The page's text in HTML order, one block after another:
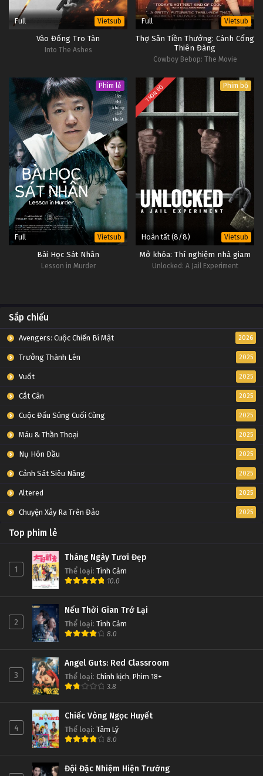
Full Vietsub
Vào Đống Tro Tàn
Into The Ashes
Full Vietsub
Thợ Săn Tiền Thưởng: Cánh Cổng
Thiên Đàng
Cowboy Bebop: The Movie
Phim lẻ
Full Vietsub
Bài Học Sát Nhân
Lesson in Murder
TRỌN BỘ Phim bộ
Hoàn tất (8/8) Vietsub
Mở khóa: Thí nghiệm nhà giam
Unlocked: A Jail Experiment
Sắp chiếu
Avengers: Cuộc Chiến Bí Mật 2026
Trưởng Thành Lên 2025
Vuốt 2025
Cắt Cân 2025
Cuộc Đấu Súng Cuối Cùng 2025
Máu & Thần Thoại 2025
Nụ Hôn Đầu 2025
Cảnh Sát Siêu Năng 2025
Altered 2025
Chuyện Xảy Ra Trên Đảo 2025
Top phim lẻ
1
Tháng Ngày Tươi Đẹp
Thể loại: Tình Cảm
10.0
2
Nếu Thời Gian Trở Lại
Thể loại: Tình Cảm
8.0
3
Angel Guts: Red Classroom
Thể loại: Chính kịch, Phim 18+
3.8
4
Chiếc Vòng Ngọc Huyết
Thể loại: Tâm Lý
8.0
Đội Đặc Nhiệm Hiện Trường